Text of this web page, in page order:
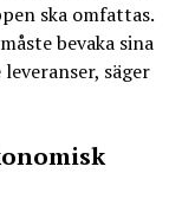
ska omfattas.
bevaka sina
säger